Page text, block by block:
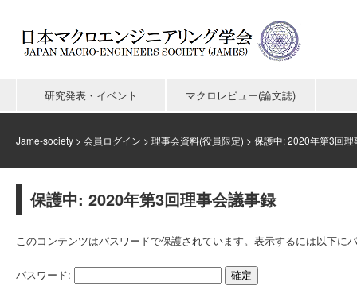
研究発表・イベント マクロレビュー(論文誌)
Jame-society > 会員ログイン > 理事会資料(役員限定) > 保護中: 2020年第3回理
保護中: 2020年第3回理事会議事録
このコンテンツはパスワードで保護されています。表示するには以下に
パスワード: